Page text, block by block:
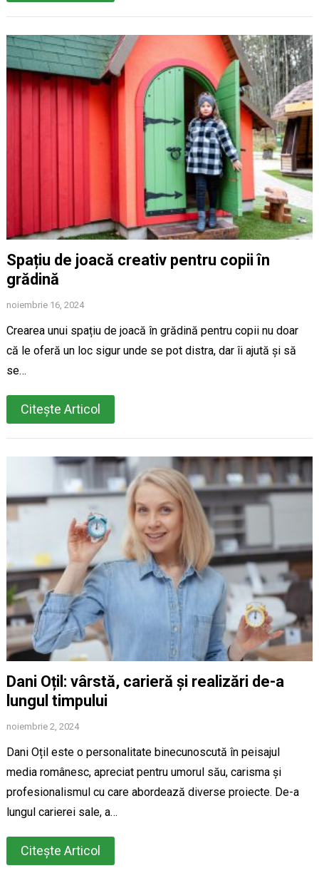
Spațiu de joacă creativ pentru copii în
grădină
noiembrie 16, 2024
Crearea unui spațiu de joacă în grădină pentru copii nu doar
că le oferă un loc sigur unde se pot distra, dar îi ajută și să
se…
Citește Articol
Dani Oțil: vârstă, carieră și realizări de-a
lungul timpului
noiembrie 2, 2024
Dani Oțil este o personalitate binecunoscută în peisajul
media românesc, apreciat pentru umorul său, carisma și
profesionalismul cu care abordează diverse proiecte. De-a
lungul carierei sale, a…
Citește Articol